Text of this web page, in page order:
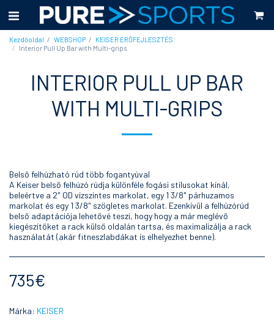
Kezdőoldal WEBSHOP
KEISER ERŐFEJLESZTÉS
Interior Pull Up Bar with Multi-grips
INTERIOR PULL UP BAR
WITH MULTI-GRIPS
Belső felhúzható rúd több fogantyúval
A Keiser belső felhúzó rúdja különféle fogási stílusokat kínál,
beleértve a 2" OD vízszintes markolat, egy 1 3/8" párhuzamos
markolat és egy 1 3/8" szögletes markolat. Ezenkívül a felhúzórúd
belső adaptációja lehetővé teszi, hogy hogy a már meglévő
kiegészítőket a rack külső oldalán tartsa, és maximalizálja a rack
használatát (akár fitneszlabdákat is elhelyezhet benne).
735€
Márka: KEISER